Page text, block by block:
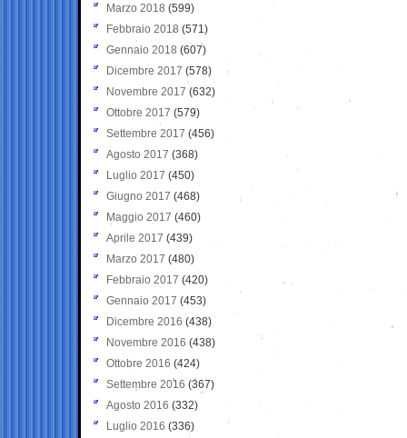
Marzo 2018 (599)
Febbraio 2018 (571)
Gennaio 2018 (607)
Dicembre 2017 (578)
Novembre 2017 (632)
Ottobre 2017 (579)
Settembre 2017 (456)
Agosto 2017 (368)
Luglio 2017 (450)
Giugno 2017 (468)
Maggio 2017 (460)
Aprile 2017 (439)
Marzo 2017 (480)
Febbraio 2017 (420)
Gennaio 2017 (453)
Dicembre 2016 (438)
Novembre 2016 (438)
Ottobre 2016 (424)
Settembre 2016 (367)
Agosto 2016 (332)
Luglio 2016 (336)